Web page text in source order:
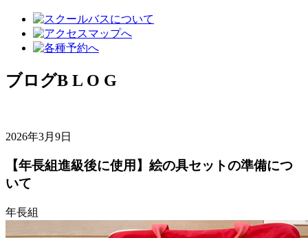
ブログB L O G
2026年3月9日
【年長組進級後に使用】絵の具セットの準備につ
いて
年長組